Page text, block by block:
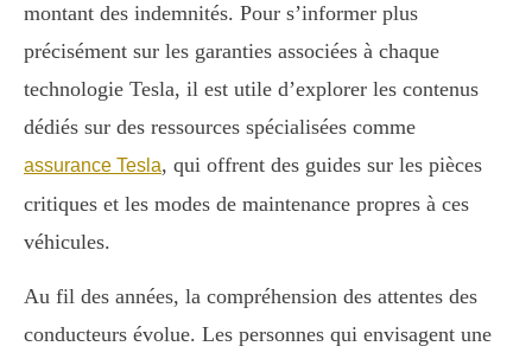
montant des indemnités. Pour s’informer plus
précisément sur les garanties associées à chaque
technologie Tesla, il est utile d’explorer les contenus
dédiés sur des ressources spécialisées comme
assurance Tesla, qui offrent des guides sur les pièces
critiques et les modes de maintenance propres à ces
véhicules.
Au fil des années, la compréhension des attentes des
conducteurs évolue. Les personnes qui envisagent une